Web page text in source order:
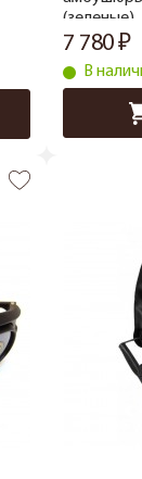
(зеленые)
7 780
В